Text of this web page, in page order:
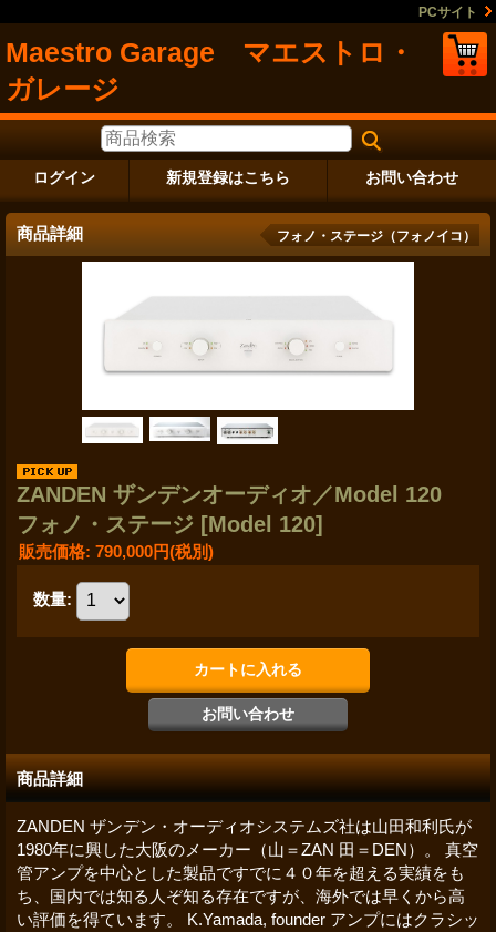
PCサイト
Maestro Garage マエストロ・
ガレージ
ログイン 新規登録はこちら お問い合わせ
商品詳細 フォノ・ステージ（フォノイコ）
ZANDEN ザンデンオーディオ／Model 120
フォノ・ステージ [Model 120]
販売価格: 790,000円(税別)
数量:
商品詳細
ZANDEN ザンデン・オーディオシステムズ社は山田和利氏が
1980年に興した大阪のメーカー（山＝ZAN 田＝DEN）。 真空
管アンプを中心とした製品ですでに４０年を超える実績をも
ち、国内では知る人ぞ知る存在ですが、海外では早くから高
い評価を得ています。 K.Yamada, founder アンプにはクラシッ